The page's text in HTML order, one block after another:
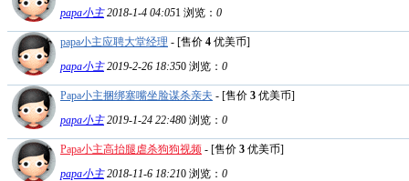
papa小主 2018-1-4 04:051 浏览： 0
papa小主应聘大堂经理 - [售价 4 优美币]
papa小主 2019-2-26 18:350 浏览： 0
Papa小主捆绑塞嘴坐脸谋杀亲夫 - [售价 3 优美币]
papa小主 2019-1-24 22:480 浏览： 0
Papa小主高抬腿虐杀狗狗视频 - [售价 3 优美币]
papa小主 2018-11-6 18:210 浏览： 0